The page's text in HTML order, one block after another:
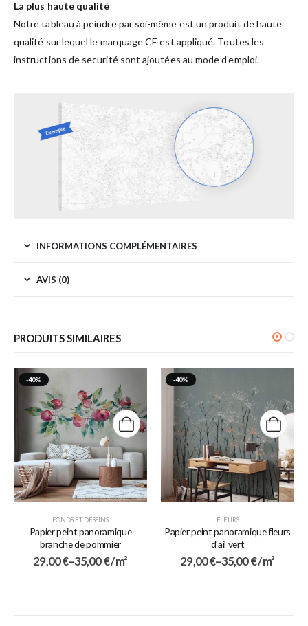
La plus haute qualité
Notre tableau à peindre par soi-même est un produit de haute
qualité sur lequel le marquage CE est appliqué. Toutes les
instructions de securité sont ajoutées au mode d’emploi.
INFORMATIONS COMPLÉMENTAIRES
AVIS (0)
PRODUITS SIMILAIRES
-40%
FONDS ET DESSINS
Papier peint panoramique
branche de pommier
29,00€–35,00€/ m²
-40%
FLEURS
Papier peint panoramique fleurs
d'ail vert
29,00€–35,00€/ m²